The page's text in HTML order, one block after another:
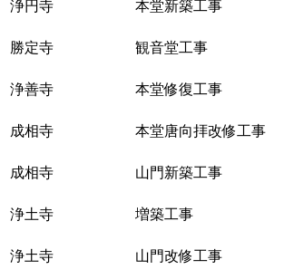
浄円寺 本堂新築工事
勝定寺 観音堂工事
浄善寺 本堂修復工事
成相寺 本堂唐向拝改修工事
成相寺 山門新築工事
浄土寺 増築工事
浄土寺 山門改修工事